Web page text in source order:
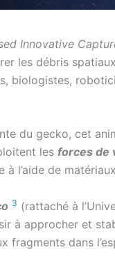
Innovative
les débris
biologistes,
du gecko, cet
les forces de
l’aide de
3 (rattaché à
à approcher et
fragments dans